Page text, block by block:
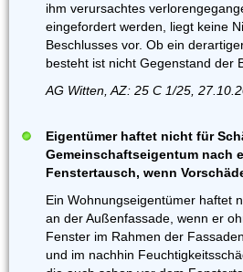
ihm verursachtes
eingefordert werden, liegt keine
Beschlusses vor. Ob ein
besteht ist nicht Gegenstand der
AG Witten, AZ: 25 C 1/25,
Eigentümer haftet nicht für
Gemeinschaftseigentum nach
Fenstertausch, wenn
Ein Wohnungseigentümer haftet
an der Außenfassade, wenn er
Fenster im Rahmen der
und im nachhin